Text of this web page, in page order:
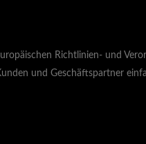
Richtlinien- und
und Geschäftspartner